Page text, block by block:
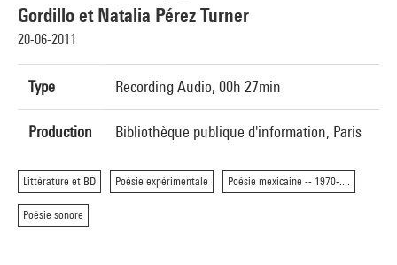
Gordillo et Natalia Pérez Turner
20-06-2011
Type Recording Audio, 00h 27min
Production Bibliothèque publique d'information, Paris
Littérature et BD Poésie expérimentale Poésie mexicaine -- 1970-....
Poésie sonore